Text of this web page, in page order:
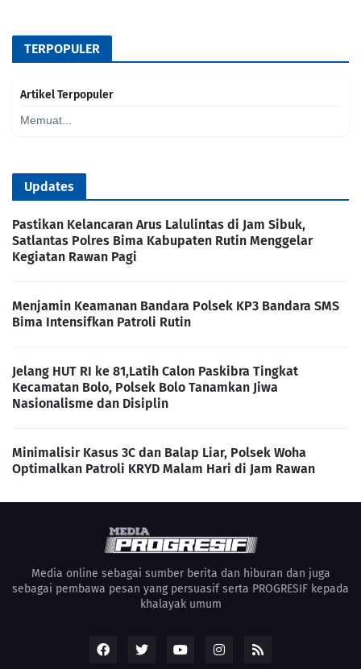
TERPOPULER
Artikel Terpopuler
Memuat...
Updates
Pastikan Kelancaran Arus Lalulintas di Jam Sibuk,
Satlantas Polres Bima Kabupaten Rutin Menggelar
Kegiatan Rawan Pagi
Menjamin Keamanan Bandara Polsek KP3 Bandara SMS
Bima Intensifkan Patroli Rutin
Jelang HUT RI ke 81,Latih Calon Paskibra Tingkat
Kecamatan Bolo, Polsek Bolo Tanamkan Jiwa
Nasionalisme dan Disiplin
Minimalisir Kasus 3C dan Balap Liar, Polsek Woha
Optimalkan Patroli KRYD Malam Hari di Jam Rawan
Media online sebagai sumber berita dan hiburan dan juga
sebagai pembawa pesan yang persuasif serta PROGRESIF kepada
khalayak umum